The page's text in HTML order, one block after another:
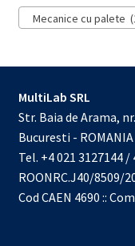
Mecanice cu palete
MultiLab SRL
Str. Baia de Arama,
Bucuresti - ROMANIA
Tel. +4 021 3127144
ROONRC.J40/8509/
Cod CAEN 4690 ::